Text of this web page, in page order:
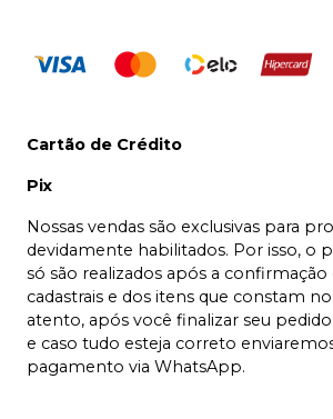
Cartão de Crédito
Pix
Nossas vendas são exclusivas para
devidamente habilitados. Por isso, o
só são realizados após a confirmação
cadastrais e dos itens que constam
atento, após você finalizar seu
e caso tudo esteja correto
pagamento via WhatsApp.